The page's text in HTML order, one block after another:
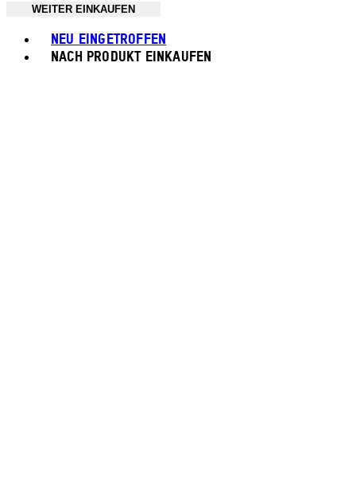
WEITER EINKAUFEN
NEU EINGETROFFEN
NACH PRODUKT EINKAUFEN